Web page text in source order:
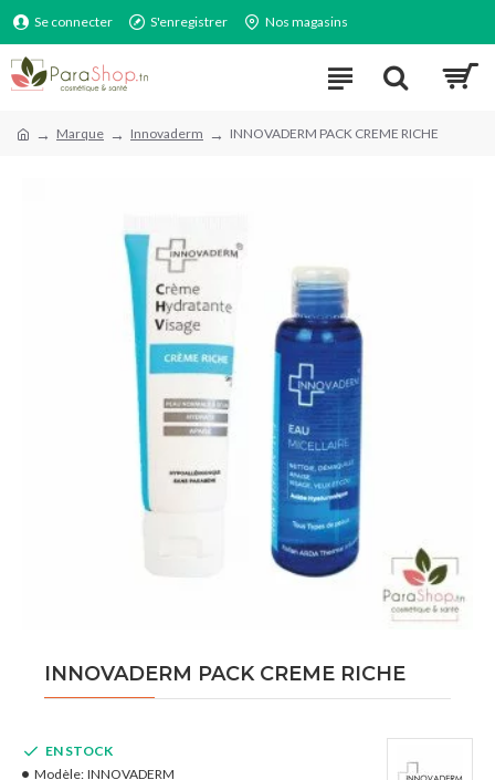
Se connecter S'enregistrer Nos magasins
Marque Innovaderm INNOVADERM PACK CREME RICHE
INNOVADERM PACK CREME RICHE
EN STOCK
Modèle: INNOVADERM